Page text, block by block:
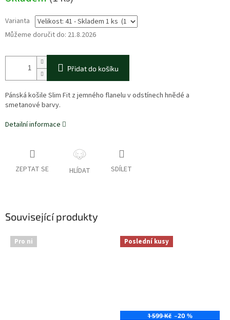
Varianta
Můžeme doručit do: 21.8.2026
Přidat do košíku
Pánská košile Slim Fit z jemného flanelu v odstínech hnědé a
smetanové barvy.
Detailní informace
ZEPTAT SE HLÍDAT SDÍLET
Související produkty
Pro ni Poslední kusy
1 599 Kč –20 %